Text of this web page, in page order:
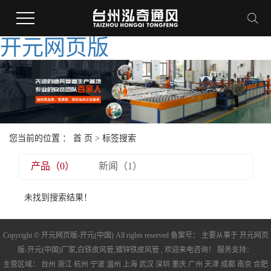
开元网页版
您当前的位置 ： 首 页 > 标签搜索
产品（0） 新闻（1）
未找到搜索结果！
Copyright © 开元网页版-开元(中国) All rights reserved 备案号： 主要从事于 开元网页
版-开元(中国)厂家, 白铁皮风管,镀锌铁皮风管 , 欢迎来电咨询！ 服务支持：
主营区域： 台州 浙江 杭州 宁波 温州 上海 武汉 深圳 重庆 广州 天津 成都 南京 合肥